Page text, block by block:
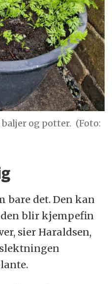
og potter. (Foto:
bare det. Den kan
blir kjempefin
sier Haraldsen,